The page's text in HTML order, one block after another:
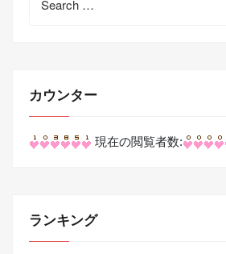
for:
カウンター
現在の閲覧者数:
ランキング